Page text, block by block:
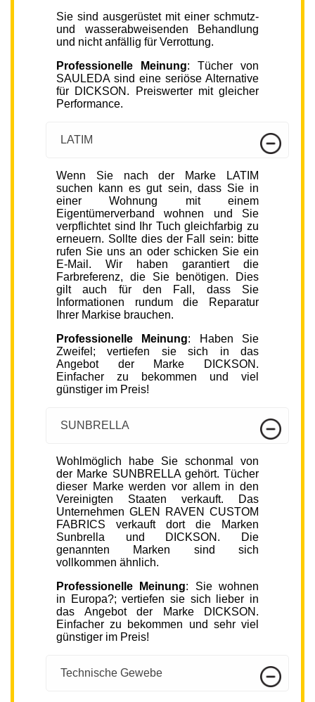
Sie sind ausgerüstet mit einer schmutz-
und wasserabweisenden Behandlung
und nicht anfällig für Verrottung.
Professionelle Meinung: Tücher von
SAULEDA sind eine seriöse Alternative
für DICKSON. Preiswerter mit gleicher
Performance.
LATIM
Wenn Sie nach der Marke LATIM
suchen kann es gut sein, dass Sie in
einer Wohnung mit einem
Eigentümerverband wohnen und Sie
verpflichtet sind Ihr Tuch gleichfarbig zu
erneuern. Sollte dies der Fall sein: bitte
rufen Sie uns an oder schicken Sie ein
E-Mail. Wir haben garantiert die
Farbreferenz, die Sie benötigen. Dies
gilt auch für den Fall, dass Sie
Informationen rundum die Reparatur
Ihrer Markise brauchen.
Professionelle Meinung: Haben Sie
Zweifel; vertiefen sie sich in das
Angebot der Marke DICKSON.
Einfacher zu bekommen und viel
günstiger im Preis!
SUNBRELLA
Wohlmöglich habe Sie schonmal von
der Marke SUNBRELLA gehört. Tücher
dieser Marke werden vor allem in den
Vereinigten Staaten verkauft. Das
Unternehmen GLEN RAVEN CUSTOM
FABRICS verkauft dort die Marken
Sunbrella und DICKSON. Die
genannten Marken sind sich
vollkommen ähnlich.
Professionelle Meinung: Sie wohnen
in Europa?; vertiefen sie sich lieber in
das Angebot der Marke DICKSON.
Einfacher zu bekommen und sehr viel
günstiger im Preis!
Technische Gewebe